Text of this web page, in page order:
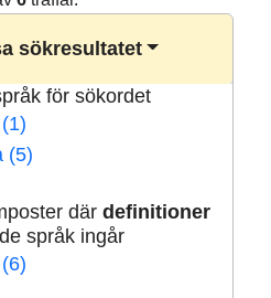
sökresultatet
för sökordet
(5)
där definitioner
språk ingår